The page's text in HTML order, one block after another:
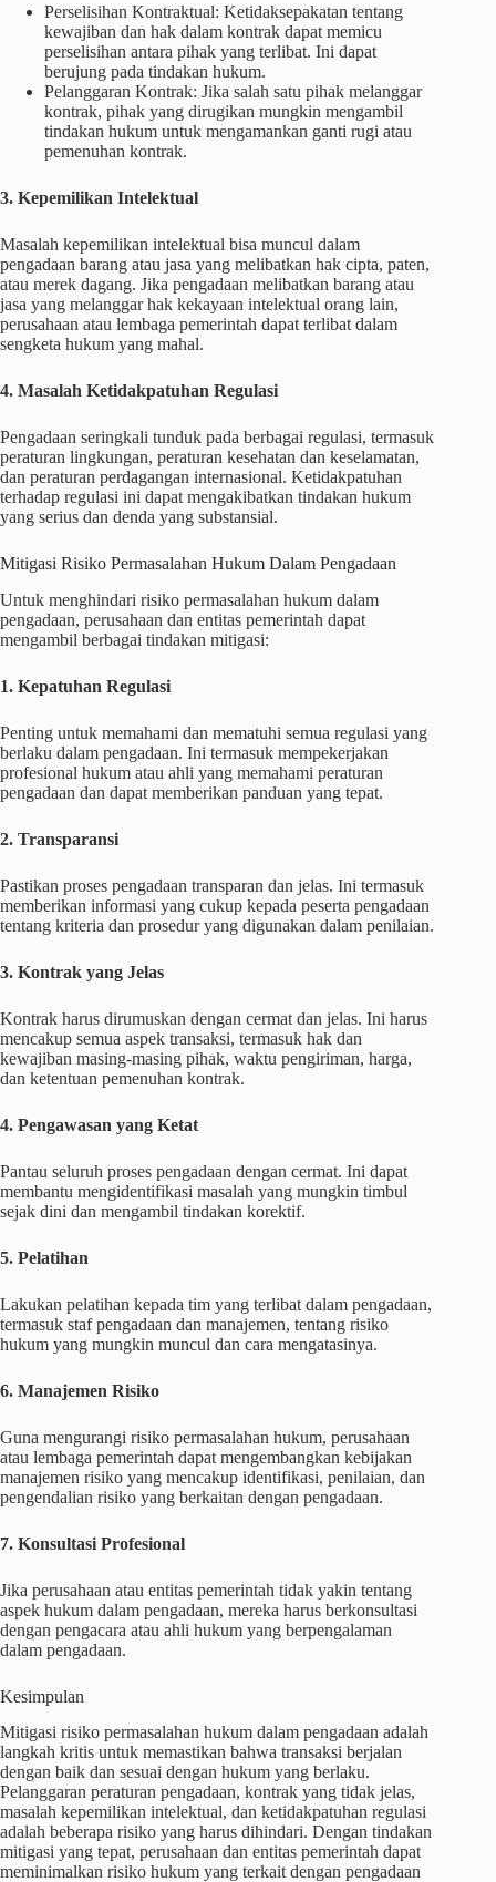
Perselisihan Kontraktual: Ketidaksepakatan tentang
kewajiban dan hak dalam kontrak dapat memicu
perselisihan antara pihak yang terlibat. Ini dapat
berujung pada tindakan hukum.
Pelanggaran Kontrak: Jika salah satu pihak melanggar
kontrak, pihak yang dirugikan mungkin mengambil
tindakan hukum untuk mengamankan ganti rugi atau
pemenuhan kontrak.
3. Kepemilikan Intelektual
Masalah kepemilikan intelektual bisa muncul dalam
pengadaan barang atau jasa yang melibatkan hak cipta, paten,
atau merek dagang. Jika pengadaan melibatkan barang atau
jasa yang melanggar hak kekayaan intelektual orang lain,
perusahaan atau lembaga pemerintah dapat terlibat dalam
sengketa hukum yang mahal.
4. Masalah Ketidakpatuhan Regulasi
Pengadaan seringkali tunduk pada berbagai regulasi, termasuk
peraturan lingkungan, peraturan kesehatan dan keselamatan,
dan peraturan perdagangan internasional. Ketidakpatuhan
terhadap regulasi ini dapat mengakibatkan tindakan hukum
yang serius dan denda yang substansial.
Mitigasi Risiko Permasalahan Hukum Dalam Pengadaan
Untuk menghindari risiko permasalahan hukum dalam
pengadaan, perusahaan dan entitas pemerintah dapat
mengambil berbagai tindakan mitigasi:
1. Kepatuhan Regulasi
Penting untuk memahami dan mematuhi semua regulasi yang
berlaku dalam pengadaan. Ini termasuk mempekerjakan
profesional hukum atau ahli yang memahami peraturan
pengadaan dan dapat memberikan panduan yang tepat.
2. Transparansi
Pastikan proses pengadaan transparan dan jelas. Ini termasuk
memberikan informasi yang cukup kepada peserta pengadaan
tentang kriteria dan prosedur yang digunakan dalam penilaian.
3. Kontrak yang Jelas
Kontrak harus dirumuskan dengan cermat dan jelas. Ini harus
mencakup semua aspek transaksi, termasuk hak dan
kewajiban masing-masing pihak, waktu pengiriman, harga,
dan ketentuan pemenuhan kontrak.
4. Pengawasan yang Ketat
Pantau seluruh proses pengadaan dengan cermat. Ini dapat
membantu mengidentifikasi masalah yang mungkin timbul
sejak dini dan mengambil tindakan korektif.
5. Pelatihan
Lakukan pelatihan kepada tim yang terlibat dalam pengadaan,
termasuk staf pengadaan dan manajemen, tentang risiko
hukum yang mungkin muncul dan cara mengatasinya.
6. Manajemen Risiko
Guna mengurangi risiko permasalahan hukum, perusahaan
atau lembaga pemerintah dapat mengembangkan kebijakan
manajemen risiko yang mencakup identifikasi, penilaian, dan
pengendalian risiko yang berkaitan dengan pengadaan.
7. Konsultasi Profesional
Jika perusahaan atau entitas pemerintah tidak yakin tentang
aspek hukum dalam pengadaan, mereka harus berkonsultasi
dengan pengacara atau ahli hukum yang berpengalaman
dalam pengadaan.
Kesimpulan
Mitigasi risiko permasalahan hukum dalam pengadaan adalah
langkah kritis untuk memastikan bahwa transaksi berjalan
dengan baik dan sesuai dengan hukum yang berlaku.
Pelanggaran peraturan pengadaan, kontrak yang tidak jelas,
masalah kepemilikan intelektual, dan ketidakpatuhan regulasi
adalah beberapa risiko yang harus dihindari. Dengan tindakan
mitigasi yang tepat, perusahaan dan entitas pemerintah dapat
meminimalkan risiko hukum yang terkait dengan pengadaan